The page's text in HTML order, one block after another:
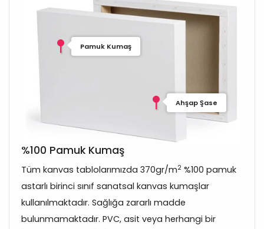
Pamuk Kumaş
Ahşap Şase
%100 Pamuk Kumaş
Tüm kanvas tablolarımızda 370gr/m2 %100 pamuk
astarlı birinci sınıf sanatsal kanvas kumaşlar
kullanılmaktadır. Sağlığa zararlı madde
bulunmamaktadır. PVC, asit veya herhangi bir